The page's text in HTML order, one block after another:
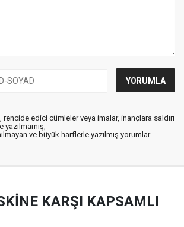
rencide edici cümleler veya imalar, inançlara saldırı
yazılmamış,
ve büyük harflerle yazılmış yorumlar
KARŞI KAPSAMLI